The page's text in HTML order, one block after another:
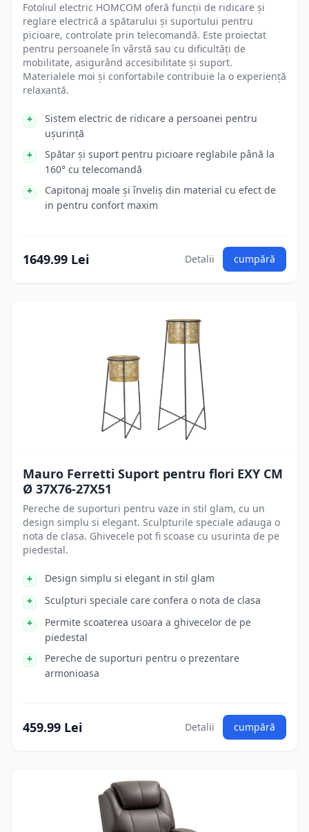
Fotoliul electric HOMCOM oferă funcții de ridicare și
reglare electrică a spătarului și suportului pentru
picioare, controlate prin telecomandă. Este proiectat
pentru persoanele în vârstă sau cu dificultăți de
mobilitate, asigurând accesibilitate și suport.
Materialele moi și confortabile contribuie la o experiență
relaxantă.
Sistem electric de ridicare a persoanei pentru
ușurință
Spătar și suport pentru picioare reglabile până la
160° cu telecomandă
Capitonaj moale și înveliș din material cu efect de
in pentru confort maxim
1649.99 Lei Detalii cumpără
Mauro Ferretti Suport pentru flori EXY CM
Ø 37X76-27X51
Pereche de suporturi pentru vaze in stil glam, cu un
design simplu si elegant. Sculpturile speciale adauga o
nota de clasa. Ghivecele pot fi scoase cu usurinta de pe
piedestal.
Design simplu si elegant in stil glam
Sculpturi speciale care confera o nota de clasa
Permite scoaterea usoara a ghivecelor de pe
piedestal
Pereche de suporturi pentru o prezentare
armonioasa
459.99 Lei Detalii cumpără